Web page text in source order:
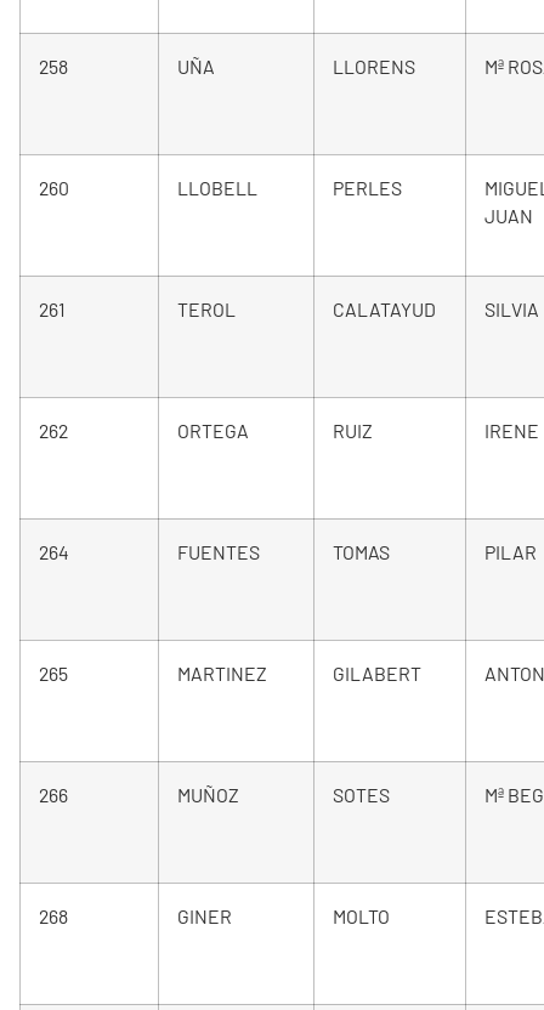
258 UÑA LLORENS Mª
260 LLOBELL PERLES
JUAN
261 TEROL CALATAYUD SILVIA
262 ORTEGA RUIZ IRENE
264 FUENTES TOMAS PILAR
265 MARTINEZ GILABERT
266 MUÑOZ SOTES Mª
268 GINER MOLTO